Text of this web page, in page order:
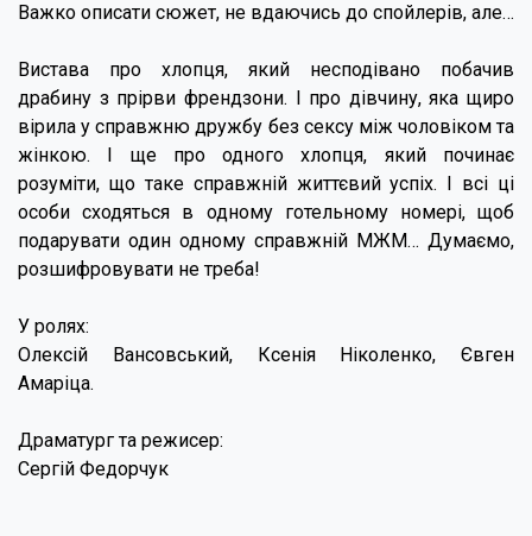
Важко описати сюжет, не вдаючись до спойлерів, але…
Вистава про хлопця, який несподівано побачив
драбину з прірви френдзони. І про дівчину, яка щиро
вірила у справжню дружбу без сексу між чоловіком та
жінкою. І ще про одного хлопця, який починає
розуміти, що таке справжній життєвий успіх. І всі ці
особи сходяться в одному готельному номері, щоб
подарувати один одному справжній МЖМ… Думаємо,
розшифровувати не треба!
У ролях:
Олексій Вансовський, Ксенія Ніколенко, Євген
Амаріца.
Драматург та режисер:
Сергій Федорчук